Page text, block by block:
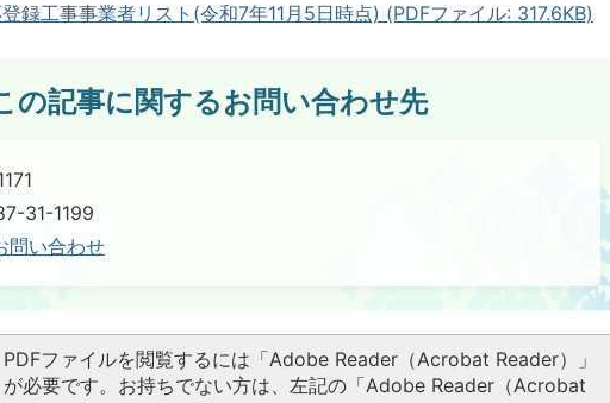
録工事事業者リスト(令和7年11月5日時点) (PDFファイル: 317.6KB)
の記事に関するお問い合わせ先
31-1199
問い合わせ
PDFファイルを閲覧するには「Adobe Reader（Acrobat Reader）」
が必要です。お持ちでない方は、左記の「Adobe Reader（Acrobat